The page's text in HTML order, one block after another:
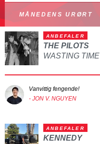
MÅNEDENS URØRT
ANBEFALER
THE PILOTS
WASTING TIME
Vanvittig fengende!
- JON V. NGUYEN
ANBEFALER
KENNEDY